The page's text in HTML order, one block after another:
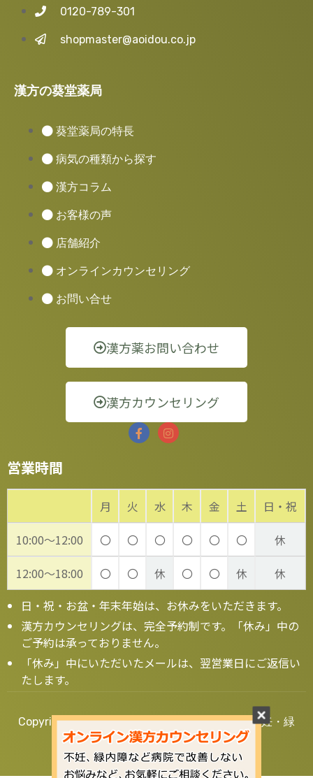
0120-789-301
shopmaster@aoidou.co.jp
漢方の葵堂薬局
葵堂薬局の特長
病気の種類から探す
漢方コラム
お客様の声
店舗紹介
オンラインカウンセリング
お問い合せ
漢方薬お問い合わせ
漢方カウンセリング
営業時間
月 火 水 木 金 土
日・祝
10:00～12:00
〇 〇 〇 〇 〇 〇
休
12:00～18:00
〇 〇 休 〇 〇 休
休
日・祝・お盆・年末年始は、お休みをいただきます。
漢方カウンセリングは、完全予約制です。「休み」中の
ご予約は承っておりません。
「休み」中にいただいたメールは、翌営業日にご返信い
たします。
Copyright © 2020 漢方の葵堂薬局【大阪】 - 不妊・緑
内障・鬱など漢方相談 全国対応